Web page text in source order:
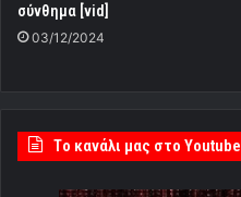
σύνθημα [vid]
03/12/2024
Tο κανάλι μας στο Youtube